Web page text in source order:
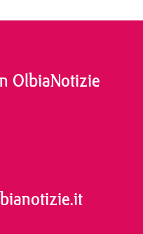
OlbiaNotizie